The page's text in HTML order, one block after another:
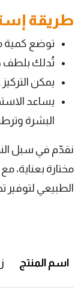
طريقة
توضع كمية
تُدلك بلطف
يمكن التركيز
يساعد
البشرة
نقدّم في سبل
مختارة بعناية،
الطبيعي لتوفير
اسم المنتج